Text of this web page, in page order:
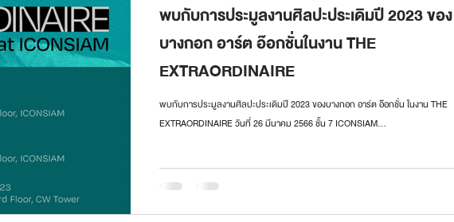
พบกับการประมูลงานศิลปะประเดิมปี 2023 ของ
บางกอก อาร์ต อ๊อกชั่นในงาน THE
EXTRAORDINAIRE
พบกับการประมูลงานศิลปะประเดิมปี 2023 ของบางกอก อาร์ต อ๊อกชั่น ในงาน THE
EXTRAORDINAIRE วันที่ 26 มีนาคม 2566 ชั้น 7 ICONSIAM...